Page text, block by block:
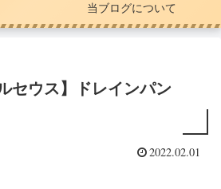
当ブログについて
セウス】ドレインパン
2022.02.01